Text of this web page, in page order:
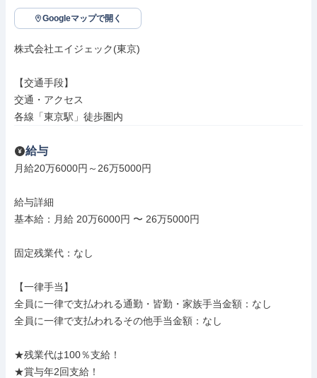
Googleマップで開く
株式会社エイジェック(東京)
【交通手段】
交通・アクセス
各線「東京駅」徒歩圏内
給与
月給20万6000円～26万5000円
給与詳細
基本給：月給 20万6000円 〜 26万5000円
固定残業代：なし
【一律手当】
全員に一律で支払われる通勤・皆勤・家族手当金額：なし
全員に一律で支払われるその他手当金額：なし
★残業代は100％支給！
★賞与年2回支給！